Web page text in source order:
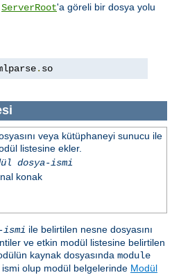
ServerRoot'a göreli bir dosya yolu
. so
veya kütüphaneyi sunucu ile
listesine ekler.
dosya-ismi
konak
ismi ile belirtilen nesne dosyasını
ve etkin modül listesine belirtilen
kaynak dosyasında module
olup modül belgelerinde Modül